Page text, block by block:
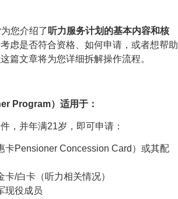
您介绍了 听力服务计划的基本内容和核
虑是否符合资格、如何申请，或者想帮助
篇文章将为您详细拆解操作流程。
Program）适用于：
，并年满21岁，即可申请：
卡Pensioner Concession Card）或其配
卡/白卡（听力相关情况）
现役成员